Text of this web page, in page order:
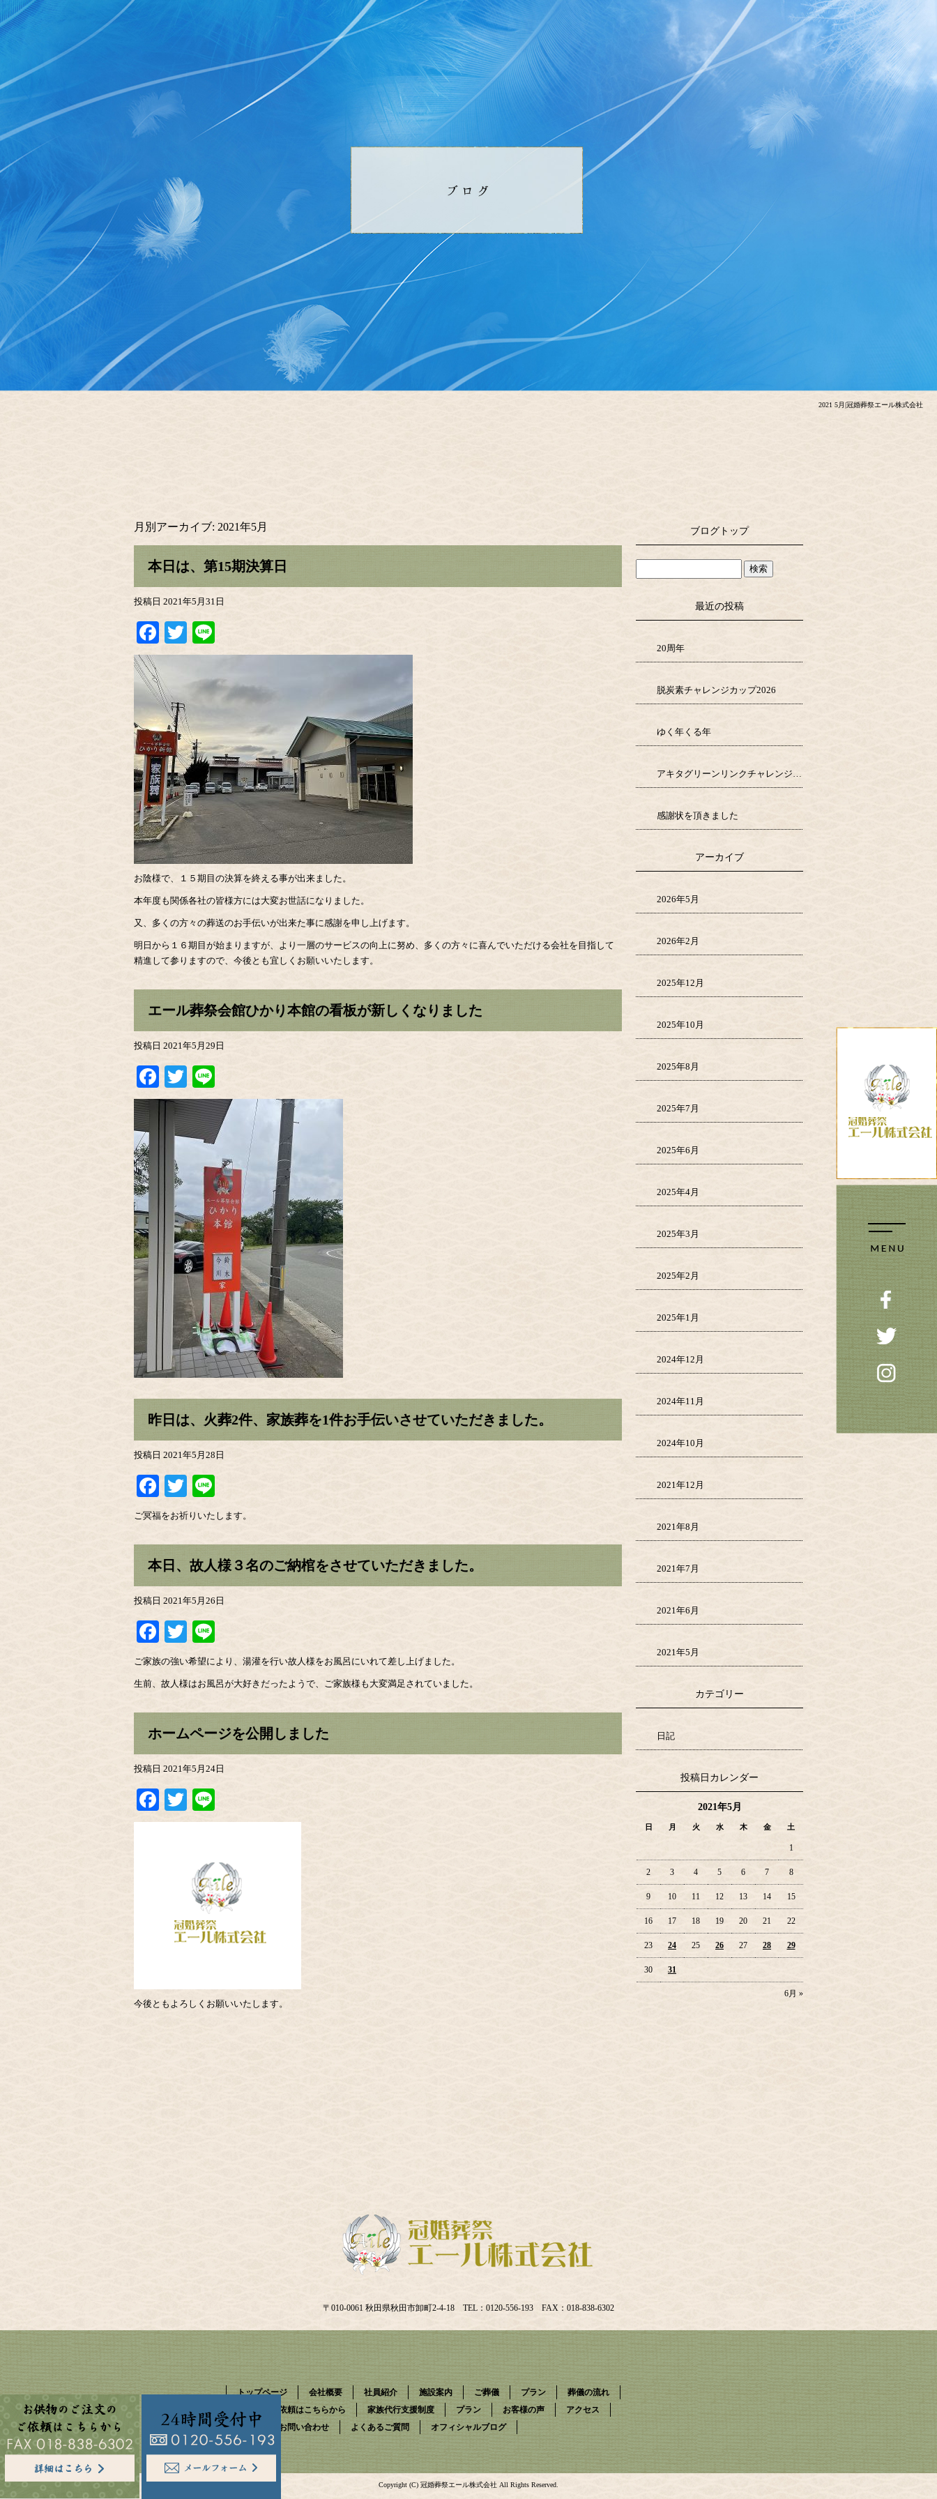
2021 5月|冠婚葬祭エール株式会社
月別アーカイブ: 2021年5月
本日は、第15期決算日
投稿日 2021年5月31日
Facebook
Twitter
お陰様で、１５期目の決算を終える事が出来ました。
本年度も関係各社の皆様方には大変お世話になりました。
又、多くの方々の葬送のお手伝いが出来た事に感謝を申し上げます。
明日から１６期目が始まりますが、より一層のサービスの向上に努め、多くの方々に喜んでいただける会社を目指して
精進して参りますので、今後とも宜しくお願いいたします。
エール葬祭会館ひかり本館の看板が新しくなりました
投稿日 2021年5月29日
Facebook
Twitter
昨日は、火葬2件、家族葬を1件お手伝いさせていただきました。
投稿日 2021年5月28日
Facebook
Twitter
ご冥福をお祈りいたします。
本日、故人様３名のご納棺をさせていただきました。
投稿日 2021年5月26日
Facebook
Twitter
ご家族の強い希望により、湯灌を行い故人様をお風呂にいれて差し上げました。
生前、故人様はお風呂が大好きだったようで、ご家族様も大変満足されていました。
ホームページを公開しました
投稿日 2021年5月24日
Facebook
Twitter
今後ともよろしくお願いいたします。
ブログトップ
最近の投稿
20周年
脱炭素チャレンジカップ2026
ゆく年くる年
アキタグリーンリンクチャレンジ1000
感謝状を頂きました
アーカイブ
2026年5月
2026年2月
2025年12月
2025年10月
2025年8月
2025年7月
2025年6月
2025年4月
2025年3月
2025年2月
2025年1月
2024年12月
2024年11月
2024年10月
2021年12月
2021年8月
2021年7月
2021年6月
2021年5月
カテゴリー
日記
投稿日カレンダー
2021年5月
日 月 火 水 木 金 土
6月 »
1
2 3 4 5 6 7 8
9 10 11 12 13 14 15
16 17 18 19 20 21 22
23 24 25 26 27 28 29
30 31
トップページ 会社概要 社員紹介 施設案内 ご葬儀 プラン
葬儀の流れ
お供物のご依頼はこちらから
家族代行支援制度 プラン お客様の声
アクセス
資料請求・お問い合わせ
よくあるご質問 オフィシャルブログ
〒010-0061 秋田県秋田市卸町2-4-18 TEL：0120-556-193 FAX：018-838-6302
Copyright (C) 冠婚葬祭エール株式会社 All Rights Reserved.